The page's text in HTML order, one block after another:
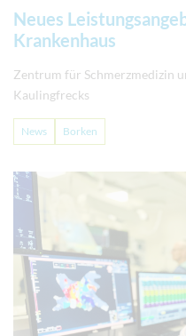
Neues
Krankenhaus
Zentrum für Schmerzmedizin
Kaulingfrecks
News Borken